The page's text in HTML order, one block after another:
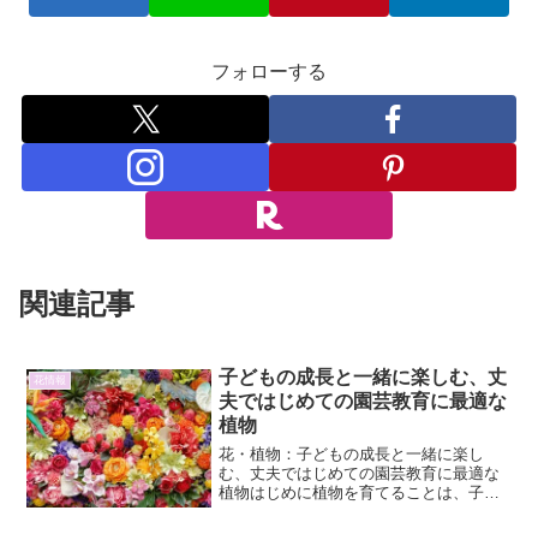
フォローする
関連記事
花情報
子どもの成長と一緒に楽しむ、丈
夫ではじめての園芸教育に最適な
植物
花・植物：子どもの成長と一緒に楽し
む、丈夫ではじめての園芸教育に最適な
植物はじめに植物を育てることは、子ど